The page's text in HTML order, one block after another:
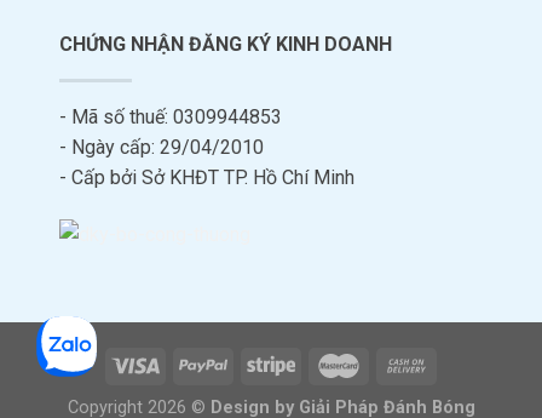
CHỨNG NHẬN ĐĂNG KÝ KINH DOANH
- Mã số thuế: 0309944853
- Ngày cấp: 29/04/2010
- Cấp bởi Sở KHĐT TP. Hồ Chí Minh
Copyright 2026 © Design by Giải Pháp Đánh Bóng